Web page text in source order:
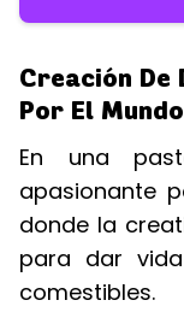
Creación De
Por El
En una
apasionante
donde la
para dar
comestibles.